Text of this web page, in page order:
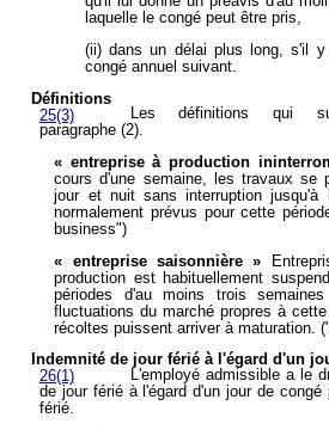
laquelle le congé peut être pris,
(ii) dans un délai plus long, s'il
congé annuel suivant.
Définitions
25(3)
Les définitions qui
paragraphe (2).
« entreprise à production
cours d'une semaine, les travaux se
jour et nuit sans interruption jusqu'à
normalement prévus pour cette
business")
« entreprise saisonnière »
production est habituellement
périodes d'au moins trois
fluctuations du marché propres à
récoltes puissent arriver à maturation.
Indemnité de jour férié à l'égard d'un
26(1)
L'employé admissible a le
de jour férié à l'égard d'un jour de
férié.